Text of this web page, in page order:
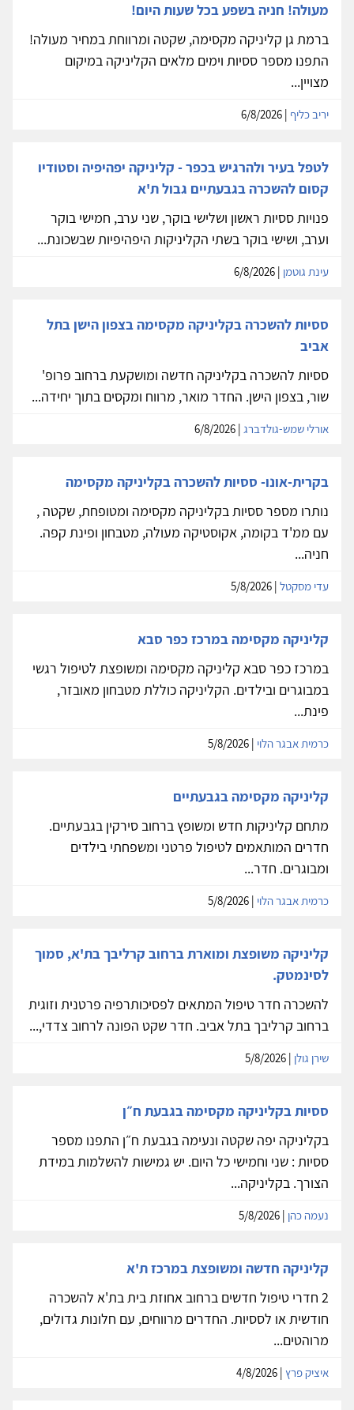
מעולה! חניה בשפע בכל שעות היום!
ברמת גן קליניקה מקסימה, שקטה ומרווחת במחיר מעולה!
התפנו מספר ססיות וימים מלאים הקליניקה במיקום
מצויין...
יריב כליף
לטפל בעיר ולהרגיש בכפר - קליניקה יפהיפיה וסטודיו
קסום להשכרה בגבעתיים גבול ת'א
פנויות ססיות ראשון ושלישי בוקר, שני ערב, חמישי בוקר
וערב, ושישי בוקר בשתי הקליניקות היפהיפיות שבשכונת...
עינת גוטמן
ססיות להשכרה בקליניקה מקסימה בצפון הישן בתל
אביב
ססיות להשכרה בקליניקה חדשה ומושקעת ברחוב פרופ'
שור, בצפון הישן. החדר מואר, מרווח ומקסים בתוך יחידה...
אורלי שמש-גולדברג
בקרית-אונו- ססיות להשכרה בקליניקה מקסימה
נותרו מספר ססיות בקליניקה מקסימה ומטופחת, שקטה ,
עם ממ'ד בקומה, אקוסטיקה מעולה, מטבחון ופינת קפה.
חניה...
עדי מסקטל
קליניקה מקסימה במרכז כפר סבא
במרכז כפר סבא קליניקה מקסימה ומשופצת לטיפול רגשי
במבוגרים ובילדים. הקליניקה כוללת מטבחון מאובזר,
פינת...
כרמית אבגר הלוי
קליניקה מקסימה בגבעתיים
מתחם קליניקות חדש ומשופץ ברחוב סירקין בגבעתיים.
חדרים המותאמים לטיפול פרטני ומשפחתי בילדים
ומבוגרים. חדר...
כרמית אבגר הלוי
קליניקה משופצת ומוארת ברחוב קרליבך בת'א, סמוך
לסינמטק.
להשכרה חדר טיפול המתאים לפסיכותרפיה פרטנית וזוגית
ברחוב קרליבך בתל אביב. חדר שקט הפונה לרחוב צדדי,...
שירן גולן
ססיות בקליניקה מקסימה בגבעת ח״ן
בקליניקה יפה שקטה ונעימה בגבעת ח״ן התפנו מספר
ססיות : שני וחמישי כל היום. יש גמישות להשלמות במידת
הצורך. בקליניקה...
נעמה כהן
קליניקה חדשה ומשופצת במרכז ת'א
2 חדרי טיפול חדשים ברחוב אחוזת בית בת'א להשכרה
חודשית או לססיות. החדרים מרווחים, עם חלונות גדולים,
מרוהטים...
איציק פרץ